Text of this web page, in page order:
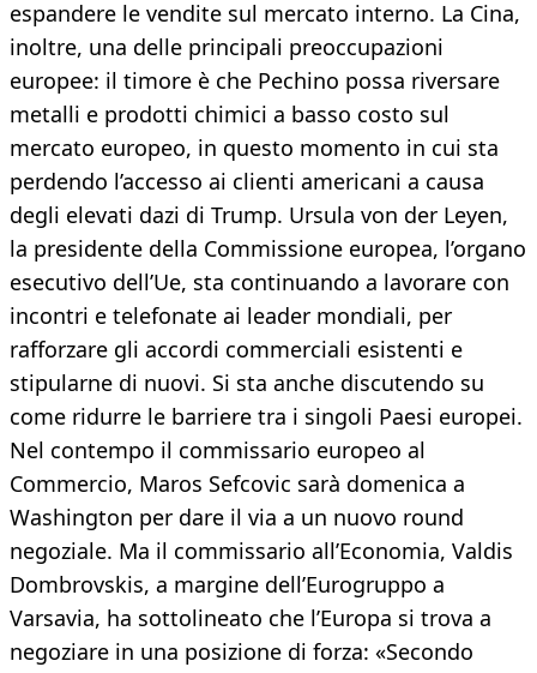
espandere le vendite sul mercato interno. La Cina,
inoltre, una delle principali preoccupazioni
europee: il timore è che Pechino possa riversare
metalli e prodotti chimici a basso costo sul
mercato europeo, in questo momento in cui sta
perdendo l’accesso ai clienti americani a causa
degli elevati dazi di Trump. Ursula von der Leyen,
la presidente della Commissione europea, l’organo
esecutivo dell’Ue, sta continuando a lavorare con
incontri e telefonate ai leader mondiali, per
rafforzare gli accordi commerciali esistenti e
stipularne di nuovi. Si sta anche discutendo su
come ridurre le barriere tra i singoli Paesi europei.
Nel contempo il commissario europeo al
Commercio, Maros Sefcovic sarà domenica a
Washington per dare il via a un nuovo round
negoziale. Ma il commissario all’Economia, Valdis
Dombrovskis, a margine dell’Eurogruppo a
Varsavia, ha sottolineato che l’Europa si trova a
negoziare in una posizione di forza: «Secondo